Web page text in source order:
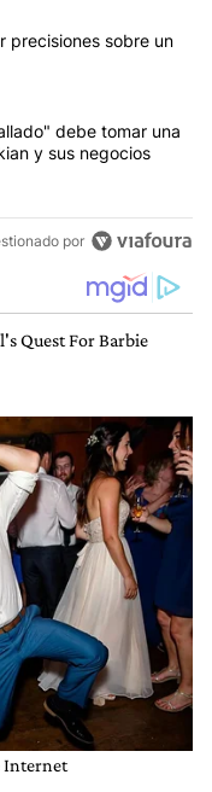
comentarios en los
Central no pudo
precisiones sobre un
el
debe tomar una
y sus negocios
por